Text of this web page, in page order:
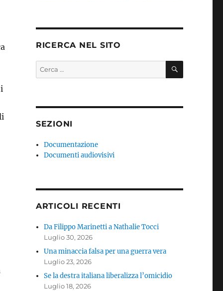
RICERCA NEL SITO
Cerca: CERCA
SEZIONI
Documentazione
Documenti audiovisivi
ARTICOLI RECENTI
Da Filippo Marinetti a Nathalie Tocci
Luglio 30, 2026
Una minaccia falsa per una guerra vera
Luglio 23, 2026
Se la destra italiana liberalizza l’omicidio
Luglio 18, 2026